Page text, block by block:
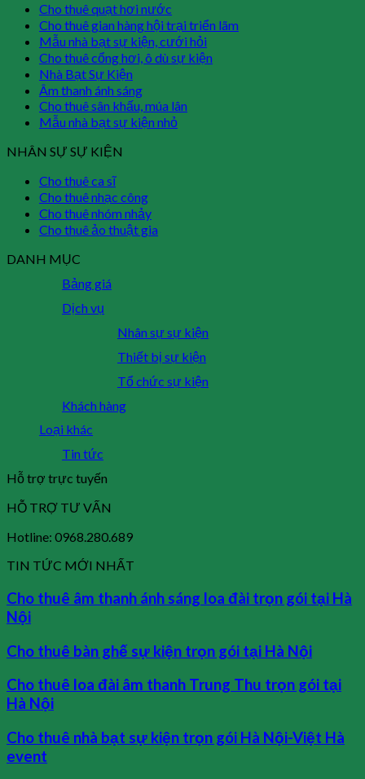
Cho thuê quạt hơi nước
Cho thuê gian hàng hội trại triển lãm
Mẫu nhà bạt sự kiện, cưới hỏi
Cho thuê cổng hơi, ô dù sự kiện
Nhà Bạt Sự Kiện
Âm thanh ánh sáng
Cho thuê sân khấu, múa lân
Mẫu nhà bạt sự kiện nhỏ
NHÂN SỰ SỰ KIỆN
Cho thuê ca sĩ
Cho thuê nhạc công
Cho thuê nhóm nhảy
Cho thuê ảo thuật gia
DANH MỤC
Bảng giá
Dịch vụ
Nhân sự sự kiện
Thiết bị sự kiện
Tổ chức sự kiện
Khách hàng
Loại khác
Tin tức
Hỗ trợ trực tuyến
HỖ TRỢ TƯ VẤN
Hotline: 0968.280.689
TIN TỨC MỚI NHẤT
Cho thuê âm thanh ánh sáng loa đài trọn gói tại Hà
Nội
Cho thuê bàn ghế sự kiện trọn gói tại Hà Nội
Cho thuê loa đài âm thanh Trung Thu trọn gói tại
Hà Nội
Cho thuê nhà bạt sự kiện trọn gói Hà Nội-Việt Hà
event